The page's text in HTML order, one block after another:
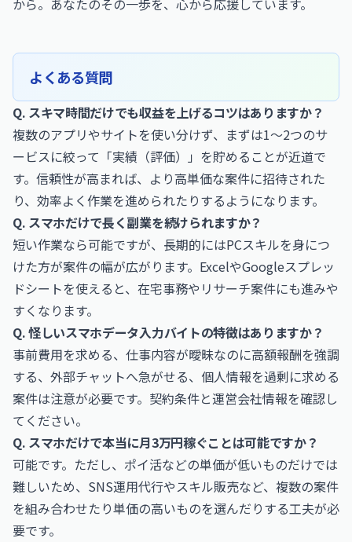
から。あなたのその一歩を、心から応援しています。
よくある質問
Q. スキマ時間だけでも収益を上げるコツはありますか？
複数のアプリやサイトを使い分けず、まずは1〜2つのサ
ービスに絞って「実績（評価）」を貯めることが近道で
す。信頼性が高まれば、より高単価な案件に招待された
り、効率よく作業を進められたりするようになります。
Q. スマホだけで長く副業を続けられますか？
短い作業なら可能ですが、長期的にはPCスキルを身につ
けた方が案件の幅が広がります。ExcelやGoogleスプレッ
ドシートを使えると、在宅事務やリサーチ案件にも進みや
すくなります。
Q. 怪しいスマホデータ入力バイトの特徴はありますか？
事前費用を求める、仕事内容が曖昧なのに高額報酬を強調
する、外部チャットへ急がせる、個人情報を過剰に求める
案件は注意が必要です。契約条件と運営会社情報を確認し
てください。
Q. スマホだけで本当に月3万円稼ぐことは可能ですか？
可能です。ただし、ポイ活などの単価が低いものだけでは
難しいため、SNS運用代行やスキル販売など、複数の案件
を組み合わせたり単価の高いものを選んだりする工夫が必
要です。